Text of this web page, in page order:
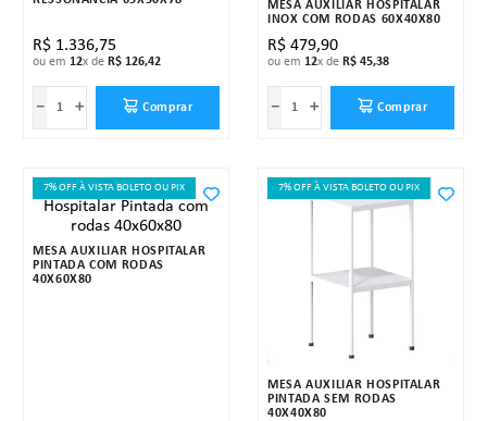
R$ 1.336,75
ou em 12x de R$ 126,42
＋
－ Comprar
MESA AUXILIAR HOSPITALAR
INOX COM RODAS 60X40X80
R$ 479,90
ou em 12x de R$ 45,38
＋
－ Comprar
7% OFF À VISTA BOLETO OU PIX
MESA AUXILIAR HOSPITALAR
PINTADA COM RODAS
40X60X80
7% OFF À VISTA BOLETO OU PIX
MESA AUXILIAR HOSPITALAR
PINTADA SEM RODAS
40X40X80